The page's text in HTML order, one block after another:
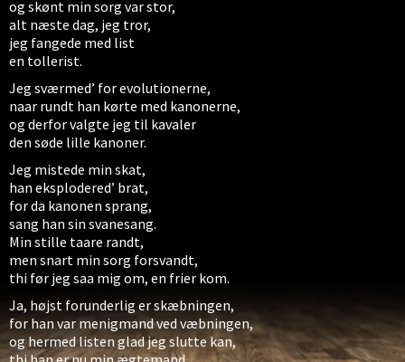
og skønt min sorg var stor,
alt næste dag, jeg tror,
jeg fangede med list
en tollerist.
Jeg sværmed’ for evolutionerne,
naar rundt han kørte med kanonerne,
og derfor valgte jeg til kavaler
den søde lille kanoner.
Jeg mistede min skat,
han eksplodered’ brat,
for da kanonen sprang,
sang han sin svanesang.
Min stille taare randt,
men snart min sorg forsvandt,
thi før jeg saa mig om, en frier kom.
Ja, højst forunderlig er skæbningen,
for han var menigmand ved væbningen,
og hermed listen glad jeg slutte kan,